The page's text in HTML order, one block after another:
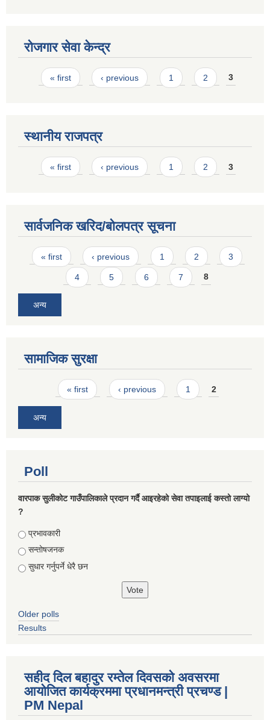
रोजगार सेवा केन्द्र
Pages
« first ‹ previous 1 2 3
स्थानीय राजपत्र
Pages
« first ‹ previous 1 2 3
सार्वजनिक खरिद/बोलपत्र सूचना
Pages
« first ‹ previous 1 2 3
4 5 6 7 8
अन्य
सामाजिक सुरक्षा
Pages« first ‹ previous 1 2
अन्य
Poll
वारपाक सुलीकोट गाउँपालिकाले प्रदान गर्दै आइरहेको सेवा तपाइलाई कस्तो लाग्यो
?
Choices
प्रभावकारी
सन्तोषजनक
सुधार गर्नुपर्ने धेरै छन
Older polls
Results
सहीद दिल बहादुर रम्तेल दिवसको अवसरमा
आयोजित कार्यक्रममा प्रधानमन्त्री प्रचण्ड |
PM Nepal